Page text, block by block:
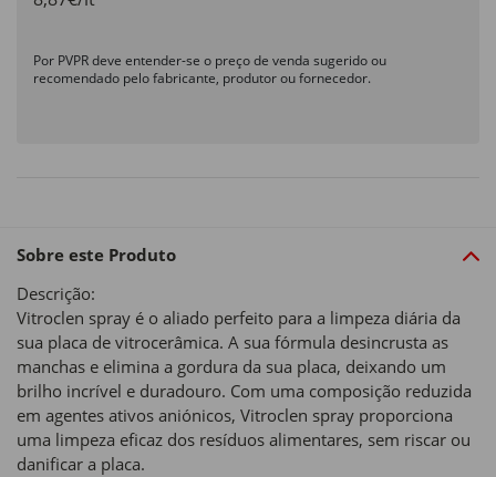
Por PVPR deve entender-se o preço de venda sugerido ou
recomendado pelo fabricante, produtor ou fornecedor.
Sobre este Produto
Descrição:
Vitroclen spray é o aliado perfeito para a limpeza diária da
sua placa de vitrocerâmica. A sua fórmula desincrusta as
manchas e elimina a gordura da sua placa, deixando um
brilho incrível e duradouro. Com uma composição reduzida
em agentes ativos aniónicos, Vitroclen spray proporciona
uma limpeza eficaz dos resíduos alimentares, sem riscar ou
danificar a placa.